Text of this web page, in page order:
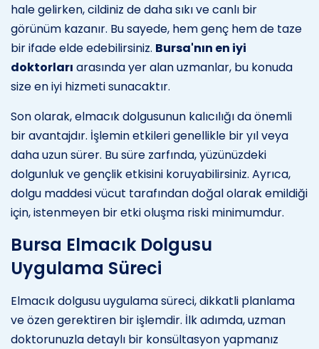
hale gelirken, cildiniz de daha sıkı ve canlı bir
görünüm kazanır. Bu sayede, hem genç hem de taze
bir ifade elde edebilirsiniz. Bursa'nın en iyi
doktorları arasında yer alan uzmanlar, bu konuda
size en iyi hizmeti sunacaktır.
Son olarak, elmacık dolgusunun kalıcılığı da önemli
bir avantajdır. İşlemin etkileri genellikle bir yıl veya
daha uzun sürer. Bu süre zarfında, yüzünüzdeki
dolgunluk ve gençlik etkisini koruyabilirsiniz. Ayrıca,
dolgu maddesi vücut tarafından doğal olarak emildiği
için, istenmeyen bir etki oluşma riski minimumdur.
Bursa Elmacık Dolgusu
Uygulama Süreci
Elmacık dolgusu uygulama süreci, dikkatli planlama
ve özen gerektiren bir işlemdir. İlk adımda, uzman
doktorunuzla detaylı bir konsültasyon yapmanız